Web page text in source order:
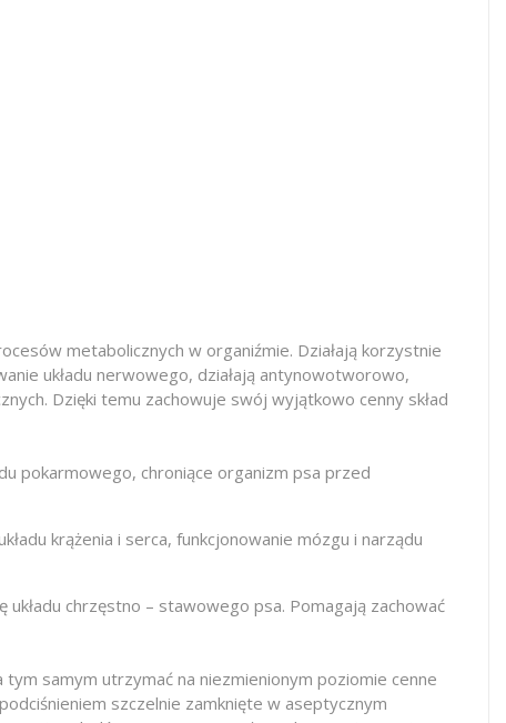
metabolicznych w organiźmie. Działają korzystnie
układu nerwowego, działają antynowotworowo,
Dzięki temu zachowuje swój wyjątkowo cenny skład
pokarmowego, chroniące organizm psa przed
krążenia i serca, funkcjonowanie mózgu i narządu
chrzęstno – stawowego psa. Pomagają zachować
tym samym utrzymać na niezmienionym poziomie cenne
szczelnie zamknięte w aseptycznym